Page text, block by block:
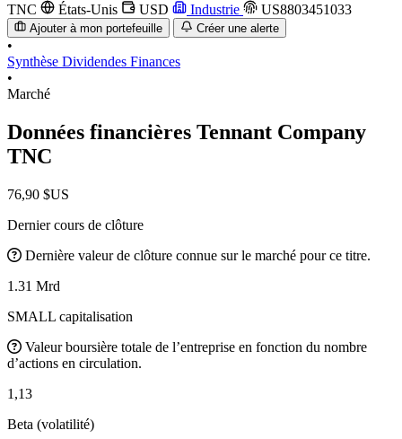
TNC États-Unis USD Industrie US8803451033
Ajouter à mon portefeuille Créer une alerte
•
Synthèse Dividendes Finances
•
Marché
Données financières Tennant Company
TNC
76,90 $US
Dernier cours de clôture
Dernière valeur de clôture connue sur le marché pour ce titre.
1.31 Mrd
SMALL capitalisation
Valeur boursière totale de l’entreprise en fonction du nombre
d’actions en circulation.
1,13
Beta (volatilité)